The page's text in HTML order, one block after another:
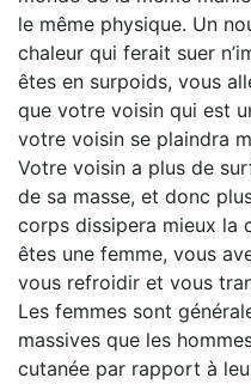
le même physique. Un
chaleur qui ferait suer
êtes en surpoids, vous
que votre voisin qui est
votre voisin se plaindra
Votre voisin a plus de
de sa masse, et donc
corps dissipera mieux la
êtes une femme, vous
vous refroidir et vous
Les femmes sont
massives que les
cutanée par rapport à